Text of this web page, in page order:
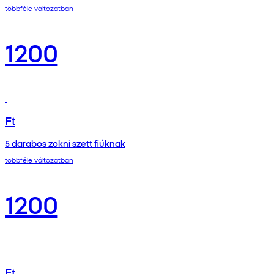
többféle változatban
1200
Ft
5 darabos zokni szett fiúknak
többféle változatban
1200